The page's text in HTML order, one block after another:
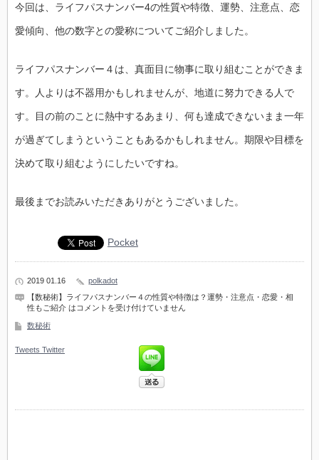
今回は、ライフパスナンバー4の性質や特徴、運勢、注意点、恋
愛傾向、他の数字との愛称についてご紹介しました。
ライフパスナンバー４は、真面目に物事に取り組むことができま
す。人よりは不器用かもしれませんが、地道に努力できる人で
す。目の前のことに熱中するあまり、何も達成できないまま一年
が過ぎてしまうということもあるかもしれません。期限や目標を
決めて取り組むようにしたいですね。
最後までお読みいただきありがとうございました。
Pocket
2019 01.16
polkadot
【数秘術】ライフパスナンバー４の性質や特徴は？運勢・注意点・恋愛・相
性もご紹介 は コメントを受け付けていません
数秘術
Tweets Twitter